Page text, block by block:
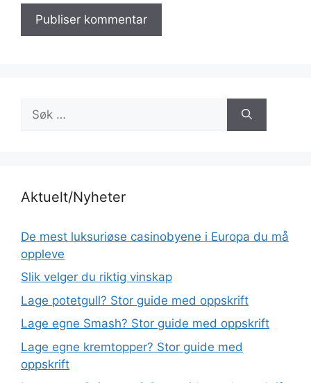
etter:
Aktuelt/Nyheter
De mest luksuriøse casinobyene i Europa du må
oppleve
Slik velger du riktig vinskap
Lage potetgull? Stor guide med oppskrift
Lage egne Smash? Stor guide med oppskrift
Lage egne kremtopper? Stor guide med
oppskrift